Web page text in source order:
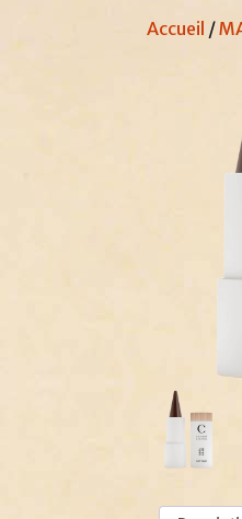
Accueil /